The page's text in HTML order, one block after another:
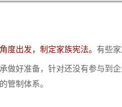
度出发，制定家族宪法。 有些
做好准备，针对还没有参与到
管制体系。